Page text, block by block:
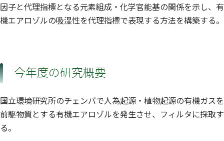
因子と代理指標となる元素組成・化学官能基の関係を示し、有
機エアロゾルの吸湿性を代理指標で表現する方法を構築する。
今年度の研究概要
国立環境研究所のチェンバで人為起源・植物起源の有機ガスを
前駆物質とする有機エアロゾルを発生させ、フィルタに採取す
る。